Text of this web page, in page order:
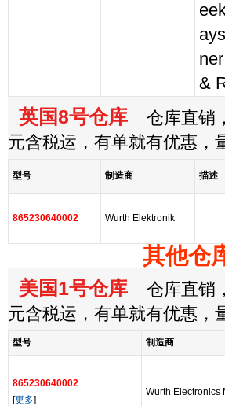
&
英国8号仓库 仓库直销
元含税运，有单就有优惠，
型号 制造商 描述
865230640002 Wurth Elektronik
其他仓
美国1号仓库 仓库直销
元含税运，有单就有优惠，
型号 制造商
865230640002
[更多]
Wurth Electronics